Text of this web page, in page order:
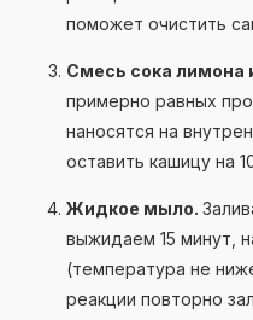
поможет очистить
Смесь сока лимона
примерно равных
наносятся на
оставить кашицу на
Жидкое мыло.
выжидаем 15 минут,
(температура не
реакции повторно